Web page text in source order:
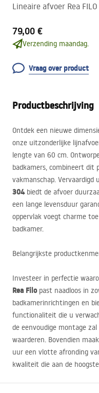
Lineaire afvoer Rea
79,00 €
Verzending maandag.
Vraag over product
Productbeschrijving
Ontdek een nieuwe
onze uitzonderlijke
lengte van 60 cm.
badkamers, combineert
vakmanschap. Vervaardigd
304biedt de afvoer
een lange levensduur
oppervlak voegt charme
badkamer.
Belangrijkste
Investeer in perfectie
Rea Filopast naadloos in
badkamerinrichtingen en
functionaliteit die u
de eenvoudige montage
waarderen. Bovendien
uur een vlotte afronding
kwaliteit die aan de